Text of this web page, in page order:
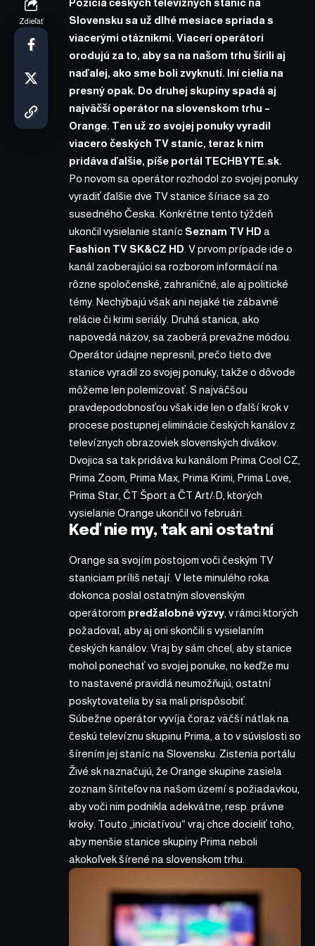
Zdieľať
Pozícia českých televíznych staníc na
Slovensku sa už dlhé mesiace spriada s
viacerými otáznikmi. Viacerí operátori
orodujú za to, aby sa na našom trhu šírili aj
naďalej, ako sme boli zvyknutí. Iní cielia na
presný opak. Do druhej skupiny spadá aj
najväčší operátor na slovenskom trhu –
Orange. Ten už zo svojej ponuky vyradil
viacero českých TV staníc, teraz k nim
pridáva ďalšie, píše portál TECHBYTE.sk.
Po novom sa operátor rozhodol zo svojej ponuky
vyradiť ďalšie dve TV stanice šíriace sa zo
susedného Česka. Konkrétne tento týždeň
ukončil vysielanie staníc Seznam TV HD a
Fashion TV SK&CZ HD . V prvom prípade ide o
kanál zaoberajúci sa rozborom informácií na
rôzne spoločenské, zahraničné, ale aj politické
témy. Nechýbajú však ani nejaké tie zábavné
relácie či krimi seriály. Druhá stanica, ako
napovedá názov, sa zaoberá prevažne módou.
Operátor údajne nepresnil, prečo tieto dve
stanice vyradil zo svojej ponuky, takže o dôvode
môžeme len polemizovať. S najväčšou
pravdepodobnosťou však ide len o ďalší krok v
procese postupnej eliminácie českých kanálov z
televíznych obrazoviek slovenských divákov.
Dvojica sa tak pridáva ku kanálom Prima Cool CZ,
Prima Zoom, Prima Max, Prima Krimi, Prima Love,
Prima Star, ČT Šport a ČT Art/:D, ktorých
vysielanie Orange ukončil vo februári.
Keď nie my, tak ani ostatní
Orange sa svojím postojom voči českým TV
staniciam príliš netají. V lete minulého roka
dokonca poslal ostatným slovenským
operátorom predžalobné výzvy , v rámci ktorých
požadoval, aby aj oni skončili s vysielaním
českých kanálov. Vraj by sám chcel, aby stanice
mohol ponechať vo svojej ponuke, no keďže mu
to nastavené pravidlá neumožňujú, ostatní
poskytovatelia by sa mali prispôsobiť.
Súbežne operátor vyvíja čoraz väčší nátlak na
českú televíznu skupinu Prima, a to v súvislosti so
šírením jej staníc na Slovensku. Zistenia portálu
Živé.sknaznačujú , že Orange skupine zasiela
zoznam šíriteľov na našom území s požiadavkou,
aby voči nim podnikla adekvátne, resp. právne
kroky. Touto „iniciatívou“ vraj chce docieliť toho,
aby menšie stanice skupiny Prima neboli
akokoľvek šírené na slovenskom trhu.